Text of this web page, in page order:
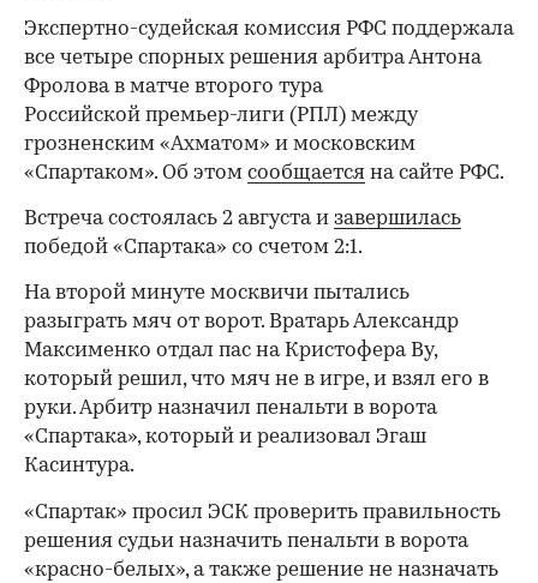
Экспертно-судейская комиссия РФС поддержала
все четыре спорных решения арбитра Антона
Фролова в матче второго тура
Российской премьер-лиги (РПЛ) между
грозненским «Ахматом» и московским
«Спартаком». Об этом сообщается на сайте РФС.
Встреча состоялась 2 августа и завершилась
победой «Спартака» со счетом 2:1.
На второй минуте москвичи пытались
разыграть мяч от ворот. Вратарь Александр
Максименко отдал пас на Кристофера Ву,
который решил, что мяч не в игре, и взял его в
руки. Арбитр назначил пенальти в ворота
«Спартака», который и реализовал Эгаш
Касинтура.
«Спартак» просил ЭСК проверить правильность
решения судьи назначить пенальти в ворота
«красно-белых», а также решение не назначать